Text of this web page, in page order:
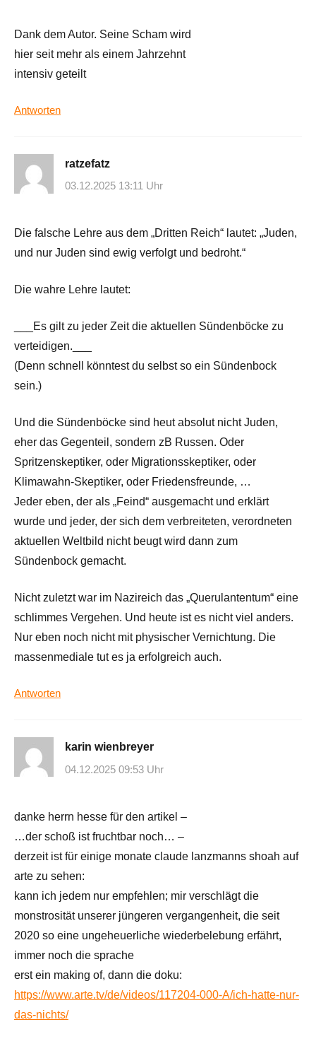
Dank dem Autor. Seine Scham wird
hier seit mehr als einem Jahrzehnt
intensiv geteilt
Antworten
ratzefatz
03.12.2025 13:11 Uhr
Die falsche Lehre aus dem „Dritten Reich“ lautet: „Juden,
und nur Juden sind ewig verfolgt und bedroht.“
Die wahre Lehre lautet:
___Es gilt zu jeder Zeit die aktuellen Sündenböcke zu
verteidigen.___
(Denn schnell könntest du selbst so ein Sündenbock
sein.)
Und die Sündenböcke sind heut absolut nicht Juden,
eher das Gegenteil, sondern zB Russen. Oder
Spritzenskeptiker, oder Migrationsskeptiker, oder
Klimawahn-Skeptiker, oder Friedensfreunde, …
Jeder eben, der als „Feind“ ausgemacht und erklärt
wurde und jeder, der sich dem verbreiteten, verordneten
aktuellen Weltbild nicht beugt wird dann zum
Sündenbock gemacht.
Nicht zuletzt war im Nazireich das „Querulantentum“ eine
schlimmes Vergehen. Und heute ist es nicht viel anders.
Nur eben noch nicht mit physischer Vernichtung. Die
massenmediale tut es ja erfolgreich auch.
Antworten
karin wienbreyer
04.12.2025 09:53 Uhr
danke herrn hesse für den artikel –
…der schoß ist fruchtbar noch… –
derzeit ist für einige monate claude lanzmanns shoah auf
arte zu sehen:
kann ich jedem nur empfehlen; mir verschlägt die
monstrosität unserer jüngeren vergangenheit, die seit
2020 so eine ungeheuerliche wiederbelebung erfährt,
immer noch die sprache
erst ein making of, dann die doku:
https://www.arte.tv/de/videos/117204-000-A/ich-hatte-nur-
das-nichts/